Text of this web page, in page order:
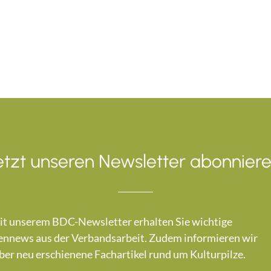
unseren Newsletter
unserem BDC-Newsletter erhalten Sie wichtige
aus der Verbandsarbeit. Zudem informieren wir
neu erschienene Fachartikel rund um Kulturpilze.